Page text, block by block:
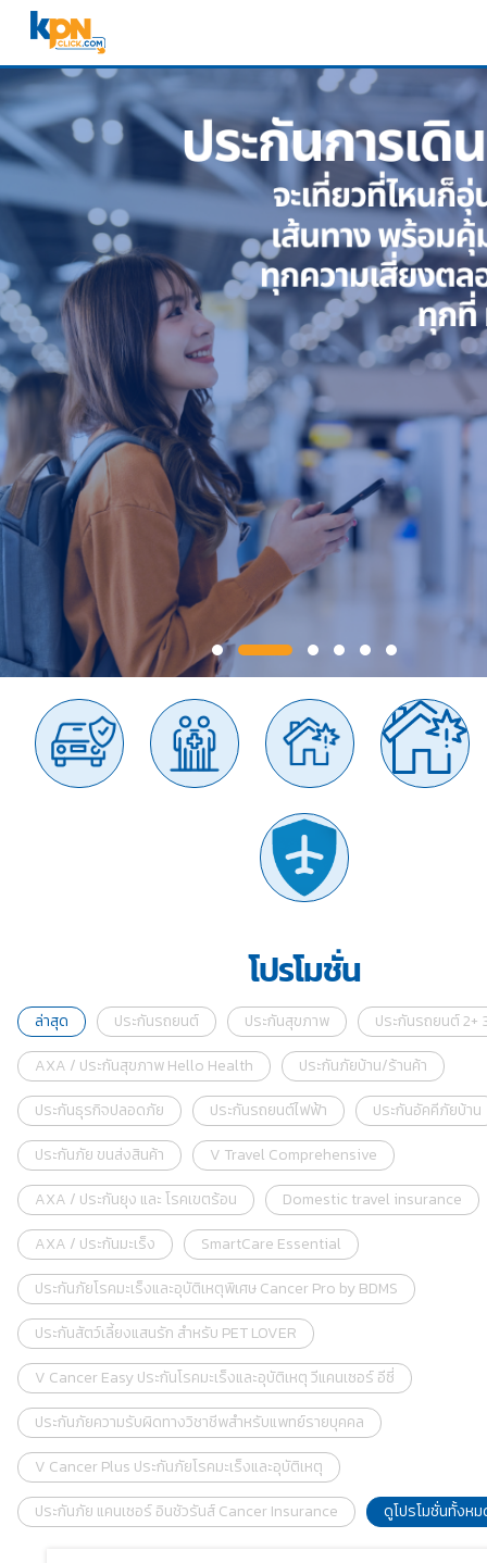
โปรโมชั่น
ล่าสุด ประกันรถยนต์ ประกันสุขภาพ
ประกันรถยนต์ 2+
AXA / ประกันสุขภาพ Hello Health
ประกันภัยบ้าน/ร้านค้า
ประกันธุรกิจปลอดภัย
ประกันรถยนต์ไฟฟ้า
ประกันอัคคีภัยบ้าน
ประกันภัย ขนส่งสินค้า
V Travel Comprehensive
AXA / ประกันยุง และ โรคเขตร้อน
Domestic travel insurance
AXA / ประกันมะเร็ง
SmartCare Essential
ประกันภัยโรคมะเร็งและอุบัติเหตุพิเศษ Cancer Pro by BDMS
ประกันสัตว์เลี้ยงแสนรัก สำหรับ PET LOVER
V Cancer Easy ประกันโรคมะเร็งและอุบัติเหตุ วีแคนเซอร์ อีซี่
ประกันภัยความรับผิดทางวิชาชีพสำหรับแพทย์รายบุคคล
V Cancer Plus ประกันภัยโรคมะเร็งและอุบัติเหตุ
ประกันภัย แคนเซอร์ อินชัวรันส์ Cancer Insurance
ดูโปรโมชั่นทั้งห